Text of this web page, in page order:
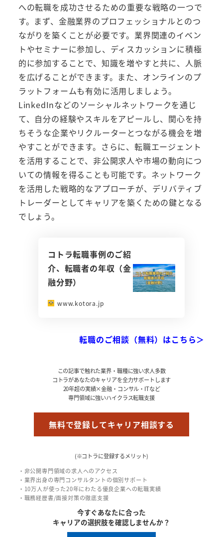
への転職を成功させるための重要な戦略の一つで
す。まず、金融業界のプロフェッショナルとのつ
ながりを築くことが必要です。業界関連のイベン
トやセミナーに参加し、ディスカッションに積極
的に参加することで、知識を増やすと共に、人脈
を広げることができます。また、オンラインのプ
ラットフォームも有効に活用しましょう。
LinkedInなどのソーシャルネットワークを通じ
て、自分の経験やスキルをアピールし、関心を持
ちそうな企業やリクルーターとつながる機会を増
やすことができます。さらに、転職エージェント
を活用することで、非公開求人や市場の動向につ
いての情報を得ることも可能です。ネットワーク
を活用した戦略的なアプローチが、デリバティブ
トレーダーとしてキャリアを築くための鍵となる
でしょう。
コトラ転職事例のご紹
介、転職者の年収（金
融分野）
www.kotora.jp
転職のご相談（無料）はこちら＞
この記事で触れた業界・職種に強い求人多数
コトラがあなたのキャリアを全力サポートします
20年超の実績×金融・コンサル・ITなど
専門領域に強いハイクラス転職支援
無料で登録してキャリア相談する
(※コトラに登録するメリット)
・非公開専門領域の求人へのアクセス
・業界出身の専門コンサルタントの個別サポート
・10万人が使った20年にわたる優良企業への転職実績
・職務経歴書/面接対策の徹底支援
今すぐあなたに合った
キャリアの選択肢を確認しませんか？